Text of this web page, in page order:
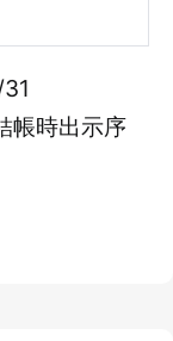
帳時出示序